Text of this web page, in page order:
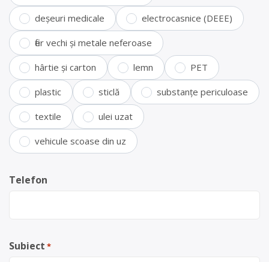
deșeuri medicale electrocasnice (DEEE)
fier vechi și metale neferoase
hârtie și carton lemn PET
plastic sticlă substanțe periculoase
textile ulei uzat
vehicule scoase din uz
Telefon
Subiect *